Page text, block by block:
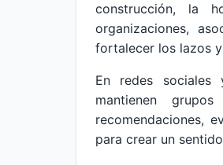
construcción, la
organizaciones,
fortalecer los lazos
En redes sociales
mantienen
recomendaciones,
para crear un